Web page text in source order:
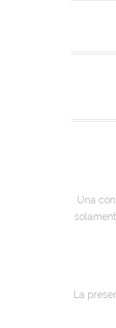
Una
La